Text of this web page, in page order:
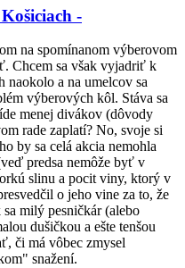
-
na spomínanom výberovom
Chcem sa však vyjadriť k
a na umelcov sa
výberových kôl. Stáva sa
menej divákov (dôvody
rade zaplatí? No, svoje si
by sa celá akcia nemohla
predsa nemôže byť v
slinu a pocit viny, ktorý v
o jeho vine za to, že
milý pesničkár (alebo
dušičkou a ešte tenšou
či má vôbec zmysel
snažení.